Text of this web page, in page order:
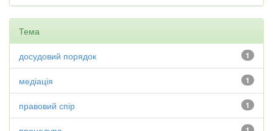
Тема
1
досудовий порядок
1
медіація
1
правовий спір